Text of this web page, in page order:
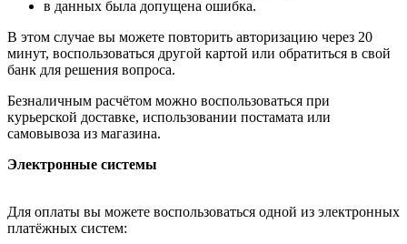
в данных была допущена ошибка.
В этом случае вы можете повторить авторизацию через 20
минут, воспользоваться другой картой или обратиться в свой
банк для решения вопроса.
Безналичным расчётом можно воспользоваться при
курьерской доставке, использовании постамата или
самовывоза из магазина.
Электронные системы
Для оплаты вы можете воспользоваться одной из электронных
платёжных систем: